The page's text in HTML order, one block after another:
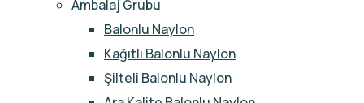
Ambalaj Grubu
Balonlu Naylon
Kağıtlı Balonlu Naylon
Şilteli Balonlu Naylon